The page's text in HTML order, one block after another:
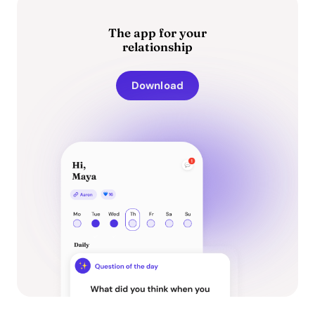
The app for your
relationship
Download